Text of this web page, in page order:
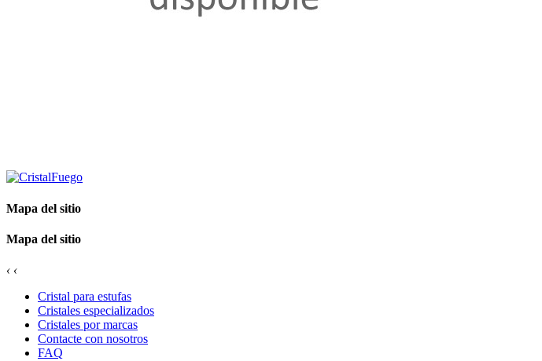
Mapa del sitio
Mapa del sitio
‹ ‹
Cristal para estufas
Cristales especializados
Cristales por marcas
Contacte con nosotros
FAQ